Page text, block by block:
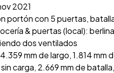
2021
portón con 5 puertas,
& puertas (local):
dos ventilados
mm de largo, 1.814 mm
carga, 2.669 mm de